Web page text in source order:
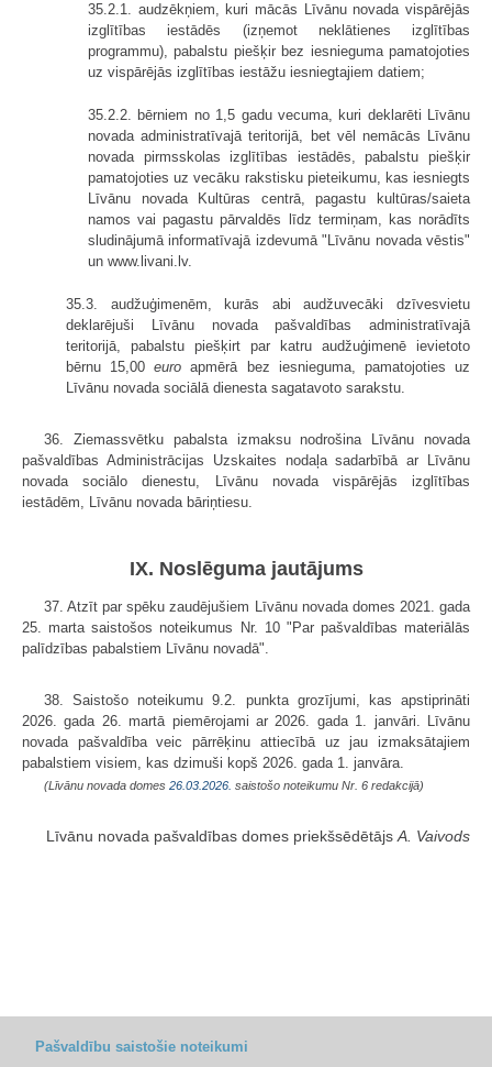
35.2.1. audzēkņiem, kuri mācās Līvānu novada vispārējās
izglītības iestādēs (izņemot neklātienes izglītības
programmu), pabalstu piešķir bez iesnieguma pamatojoties
uz vispārējās izglītības iestāžu iesniegtajiem datiem;
35.2.2. bērniem no 1,5 gadu vecuma, kuri deklarēti Līvānu
novada administratīvajā teritorijā, bet vēl nemācās Līvānu
novada pirmsskolas izglītības iestādēs, pabalstu piešķir
pamatojoties uz vecāku rakstisku pieteikumu, kas iesniegts
Līvānu novada Kultūras centrā, pagastu kultūras/saieta
namos vai pagastu pārvaldēs līdz termiņam, kas norādīts
sludinājumā informatīvajā izdevumā "Līvānu novada vēstis"
un www.livani.lv.
35.3. audžuģimenēm, kurās abi audžuvecāki dzīvesvietu
deklarējuši Līvānu novada pašvaldības administratīvajā
teritorijā, pabalstu piešķirt par katru audžuģimenē ievietoto
bērnu 15,00euro apmērā bez iesnieguma, pamatojoties uz
Līvānu novada sociālā dienesta sagatavoto sarakstu.
36. Ziemassvētku pabalsta izmaksu nodrošina Līvānu novada
pašvaldības Administrācijas Uzskaites nodaļa sadarbībā ar Līvānu
novada sociālo dienestu, Līvānu novada vispārējās izglītības
iestādēm, Līvānu novada bāriņtiesu.
IX. Noslēguma jautājums
37. Atzīt par spēku zaudējušiem Līvānu novada domes 2021. gada
25. marta saistošos noteikumus Nr. 10 "Par pašvaldības materiālās
palīdzības pabalstiem Līvānu novadā".
38. Saistošo noteikumu 9.2. punkta grozījumi, kas apstiprināti
2026. gada 26. martā piemērojami ar 2026. gada 1. janvāri. Līvānu
novada pašvaldība veic pārrēķinu attiecībā uz jau izmaksātajiem
pabalstiem visiem, kas dzimuši kopš 2026. gada 1. janvāra.
(Līvānu novada domes 26.03.2026. saistošo noteikumu Nr. 6 redakcijā)
Līvānu novada pašvaldības domes priekšsēdētājs A. Vaivods
Pašvaldību saistošie noteikumi